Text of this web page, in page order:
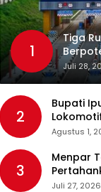
1
Tiga
Juli 28,
2
Bupati
Agustus 1,
3
Menpar
pada
Juli 27, 2026